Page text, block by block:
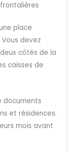
place
devez
côtés de la
caisses de
documents
et résidences.
mois avant